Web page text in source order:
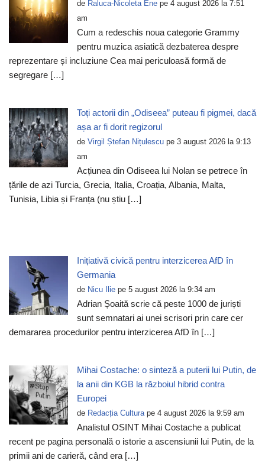
de Raluca-Nicoleta Ene pe 4 august 2026 la 7:51
am
Cum a redeschis noua categorie Grammy
pentru muzica asiatică dezbaterea despre
reprezentare și incluziune Cea mai periculoasă formă de
segregare […]
Toți actorii din „Odiseea” puteau fi pigmei, dacă
așa ar fi dorit regizorul
de Virgil Ștefan Nițulescu pe 3 august 2026 la 9:13
am
Acțiunea din Odiseea lui Nolan se petrece în
țările de azi Turcia, Grecia, Italia, Croația, Albania, Malta,
Tunisia, Libia și Franța (nu știu […]
Inițiativă civică pentru interzicerea AfD în
Germania
de Nicu Ilie pe 5 august 2026 la 9:34 am
Adrian Șoaită scrie că peste 1000 de juriști
sunt semnatari ai unei scrisori prin care cer
demararea procedurilor pentru interzicerea AfD în […]
Mihai Costache: o sinteză a puterii lui Putin, de
la anii din KGB la războiul hibrid contra
Europei
de Redacția Culturape 4 august 2026 la 9:59 am
Analistul OSINT Mihai Costache a publicat
recent pe pagina personală o istorie a ascensiunii lui Putin, de la
primii ani de carieră, când era […]